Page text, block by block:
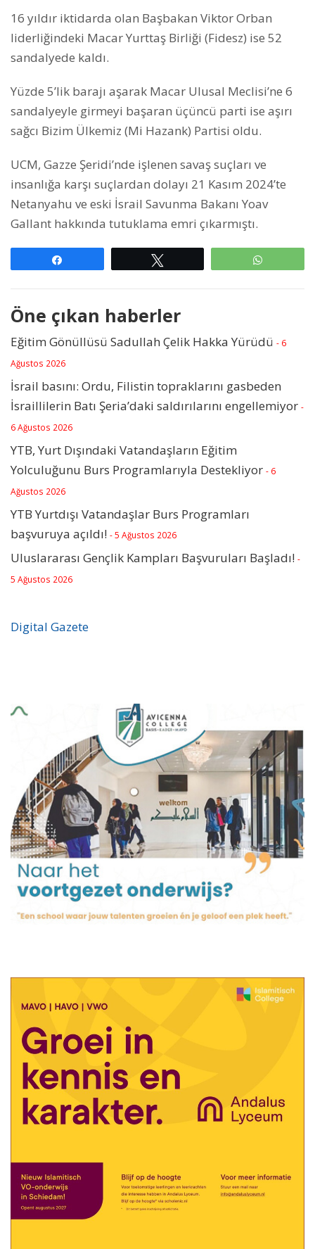
16 yıldır iktidarda olan Başbakan Viktor Orban
liderliğindeki Macar Yurttaş Birliği (Fidesz) ise 52
sandalyede kaldı.
Yüzde 5’lik barajı aşarak Macar Ulusal Meclisi’ne 6
sandalyeyle girmeyi başaran üçüncü parti ise aşırı
sağcı Bizim Ülkemiz (Mi Hazank) Partisi oldu.
UCM, Gazze Şeridi’nde işlenen savaş suçları ve
insanlığa karşı suçlardan dolayı 21 Kasım 2024’te
Netanyahu ve eski İsrail Savunma Bakanı Yoav
Gallant hakkında tutuklama emri çıkarmıştı.
Öne çıkan haberler
Eğitim Gönüllüsü Sadullah Çelik Hakka Yürüdü - 6
Ağustos 2026
İsrail basını: Ordu, Filistin topraklarını gasbeden
İsraillilerin Batı Şeria’daki saldırılarını engellemiyor -
6 Ağustos 2026
YTB, Yurt Dışındaki Vatandaşların Eğitim
Yolculuğunu Burs Programlarıyla Destekliyor - 6
Ağustos 2026
YTB Yurtdışı Vatandaşlar Burs Programları
başvuruya açıldı! - 5 Ağustos 2026
Uluslararası Gençlik Kampları Başvuruları Başladı! -
5 Ağustos 2026
Digital Gazete